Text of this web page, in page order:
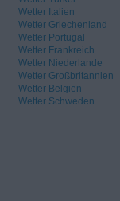
Wetter Italien
Wetter Griechenland
Wetter Portugal
Wetter Frankreich
Wetter Niederlande
Wetter Großbritannien
Wetter Belgien
Wetter Schweden